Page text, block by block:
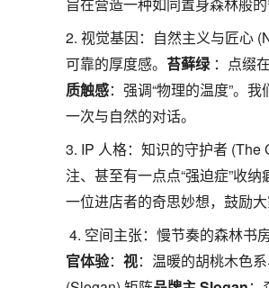
2. 视觉基因：自然主义与匠心
可靠的厚度感。 苔藓绿 ：点缀
质触感：强调“物理的温度”。
一次与自然的对话。
3. IP 人格：知识的守护者 (The
注、甚至有一点点“强迫症”收纳
一位进店者的奇思妙想，鼓励
4. 空间主张：慢节奏的森林书
官体验： 视：温暖的胡桃木色系